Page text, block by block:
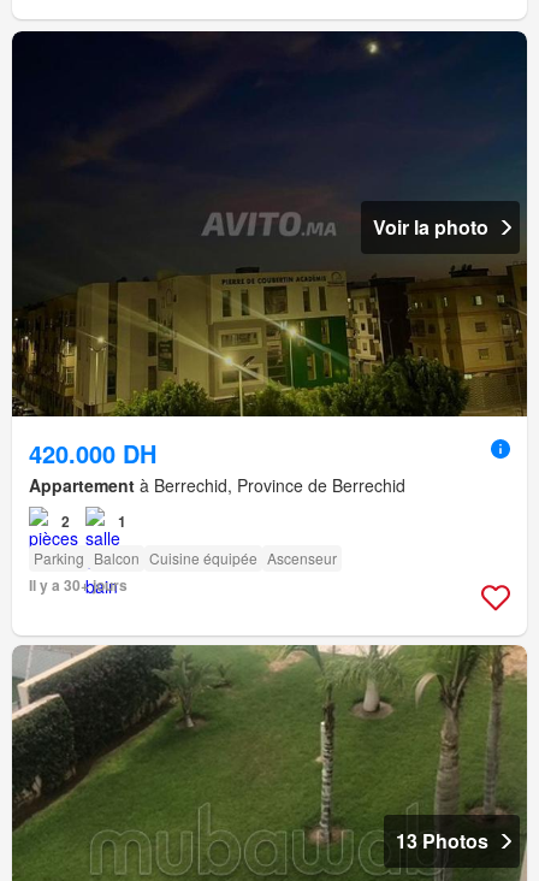
Voir la photo
420.000 DH
Appartement à Berrechid, Province de Berrechid
2 1
Parking Balcon Cuisine équipée Ascenseur
Il y a 30+ jours
13 Photos